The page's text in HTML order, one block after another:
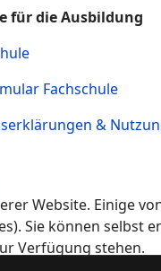
für die Ausbildung
Fachschule
&
Flyer Ski &
Website. Einige
Sie können selbst
Verfügung stehen.